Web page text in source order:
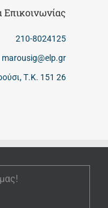
Επικοινωνίας
210-8024125
marousig@elp.gr
Τ.Κ. 151 26